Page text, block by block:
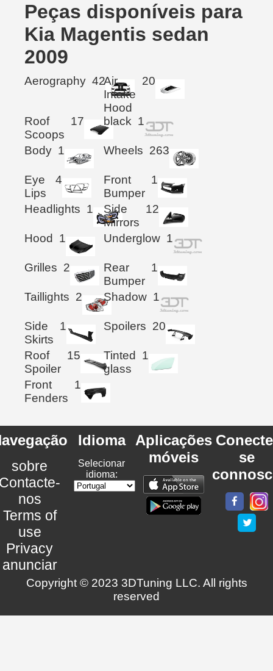
Peças disponíveis para
Kia Magentis sedan
2009
Aerography 42Air
Intake
Hood
20
Roof
Scoops
17 black 1
Body 1 Wheels 263
Eye
Lips
4
Front
Bumper
1
Headlights 1
Side
Mirrors
12
Hood 1 Underglow 1
Grilles 2
Rear
Bumper
1
Taillights 2 Shadow 1
Side
Skirts
1 Spoilers 20
Roof
Spoiler
15
Tinted
glass
1
Front
Fenders
1
sobre
nos
Terms of
use
Privacy
anunciar
Idioma
Selecionar
idioma:
Aplicações
móveis
se
Copyright © 2023 3DTuning LLC. All rights
reserved